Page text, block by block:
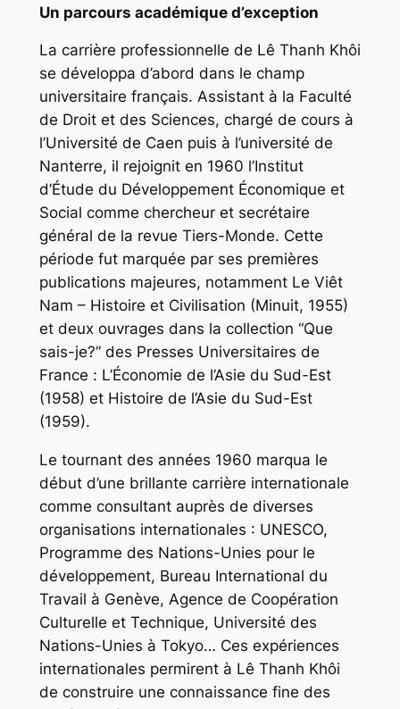
Un parcours académique d’exception
La carrière professionnelle de Lê Thanh Khôi
se développa d’abord dans le champ
universitaire français. Assistant à la Faculté
de Droit et des Sciences, chargé de cours à
l’Université de Caen puis à l’université de
Nanterre, il rejoignit en 1960 l’Institut
d’Étude du Développement Économique et
Social comme chercheur et secrétaire
général de la revue Tiers-Monde. Cette
période fut marquée par ses premières
publications majeures, notamment Le Viêt
Nam – Histoire et Civilisation (Minuit, 1955)
et deux ouvrages dans la collection “Que
sais-je?” des Presses Universitaires de
France : L’Économie de l’Asie du Sud-Est
(1958) et Histoire de l’Asie du Sud-Est
(1959).
Le tournant des années 1960 marqua le
début d’une brillante carrière internationale
comme consultant auprès de diverses
organisations internationales : UNESCO,
Programme des Nations-Unies pour le
développement, Bureau International du
Travail à Genève, Agence de Coopération
Culturelle et Technique, Université des
Nations-Unies à Tokyo… Ces expériences
internationales permirent à Lê Thanh Khôi
de construire une connaissance fine des